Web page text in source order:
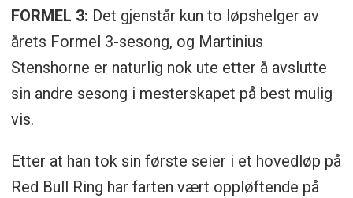
FORMEL 3: Det gjenstår kun to løpshelger av
årets Formel 3-sesong, og Martinius
Stenshorne er naturlig nok ute etter å avslutte
sin andre sesong i mesterskapet på best mulig
vis.
Etter at han tok sin første seier i et hovedløp på
Red Bull Ring har farten vært oppløftende på